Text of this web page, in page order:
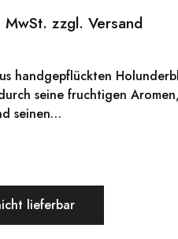
MwSt. zzgl. Versand
handgepflückten
seine fruchtigen
seinen…
lieferbar